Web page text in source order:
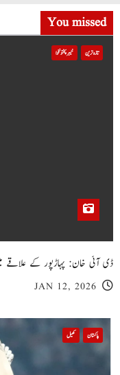
You missed
تازہ ترین خیبر پختونخوا
ڈی آئی خان: پہاڑپور کے علاقے
JAN 12, 2026
پاکستان کھیل